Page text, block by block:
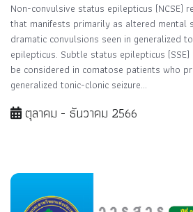
Non-convulsive status epilepticus (NCSE)
that manifests primarily as altered mental
dramatic convulsions seen in generalized
epilepticus. Subtle status epilepticus
be considered in comatose patients who
generalized tonic-clonic seizure...
ตุลาคม - ธันวาคม 2566